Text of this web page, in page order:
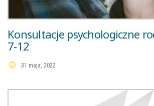
Konsultacje psychologiczne
7-12
31 maja, 2022